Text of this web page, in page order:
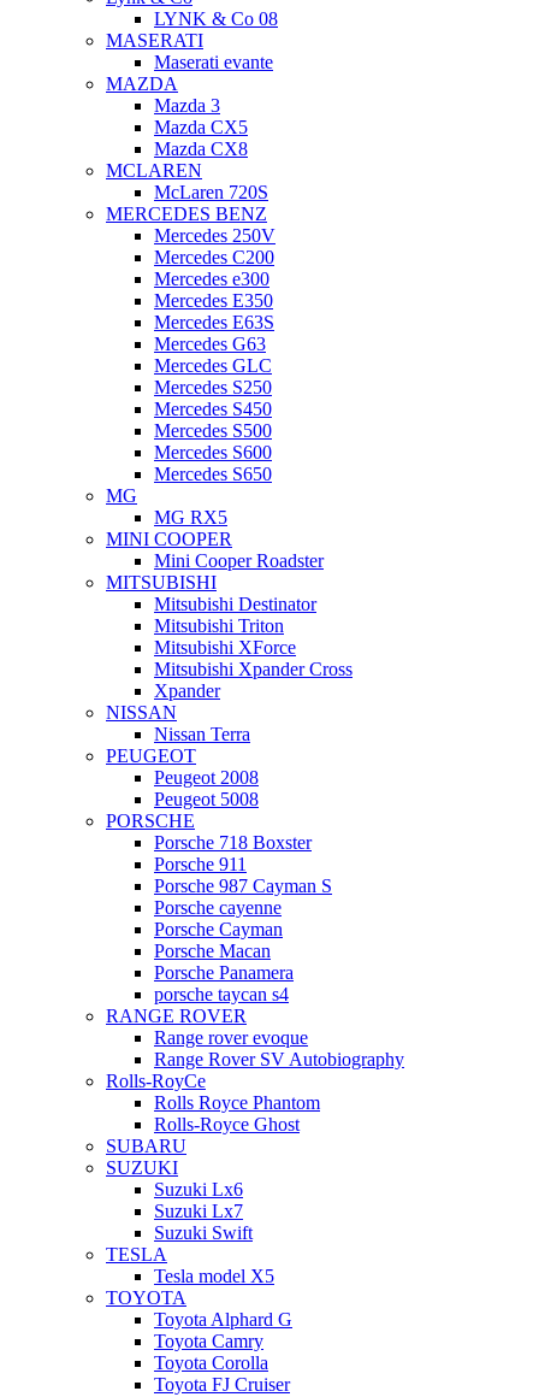
LYNK & Co 08
MASERATI
Maserati evante
MAZDA
Mazda 3
Mazda CX5
Mazda CX8
MCLAREN
McLaren 720S
MERCEDES BENZ
Mercedes 250V
Mercedes C200
Mercedes e300
Mercedes E350
Mercedes E63S
Mercedes G63
Mercedes GLC
Mercedes S250
Mercedes S450
Mercedes S500
Mercedes S600
Mercedes S650
MG
MG RX5
MINI COOPER
Mini Cooper Roadster
MITSUBISHI
Mitsubishi Destinator
Mitsubishi Triton
Mitsubishi XForce
Mitsubishi Xpander Cross
Xpander
NISSAN
Nissan Terra
PEUGEOT
Peugeot 2008
Peugeot 5008
PORSCHE
Porsche 718 Boxster
Porsche 911
Porsche 987 Cayman S
Porsche cayenne
Porsche Cayman
Porsche Macan
Porsche Panamera
porsche taycan s4
RANGE ROVER
Range rover evoque
Range Rover SV Autobiography
Rolls-RoyCe
Rolls Royce Phantom
Rolls-Royce Ghost
SUBARU
SUZUKI
Suzuki Lx6
Suzuki Lx7
Suzuki Swift
TESLA
Tesla model X5
TOYOTA
Toyota Alphard G
Toyota Camry
Toyota Corolla
Toyota FJ Cruiser